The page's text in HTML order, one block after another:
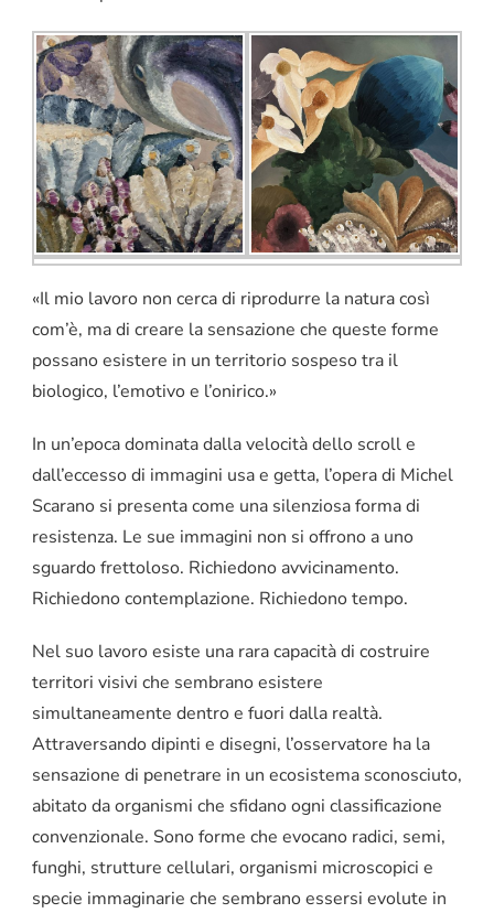
«Il mio lavoro non cerca di riprodurre la natura così
com’è, ma di creare la sensazione che queste forme
possano esistere in un territorio sospeso tra il
biologico, l’emotivo e l’onirico.»
In un’epoca dominata dalla velocità dello scroll e
dall’eccesso di immagini usa e getta, l’opera di Michel
Scarano si presenta come una silenziosa forma di
resistenza. Le sue immagini non si offrono a uno
sguardo frettoloso. Richiedono avvicinamento.
Richiedono contemplazione. Richiedono tempo.
Nel suo lavoro esiste una rara capacità di costruire
territori visivi che sembrano esistere
simultaneamente dentro e fuori dalla realtà.
Attraversando dipinti e disegni, l’osservatore ha la
sensazione di penetrare in un ecosistema sconosciuto,
abitato da organismi che sfidano ogni classificazione
convenzionale. Sono forme che evocano radici, semi,
funghi, strutture cellulari, organismi microscopici e
specie immaginarie che sembrano essersi evolute in